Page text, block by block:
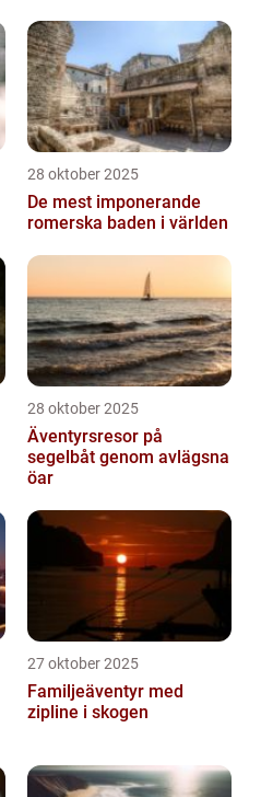
28 oktober 2025
De mest imponerande
romerska baden i världen
28 oktober 2025
Äventyrsresor på
segelbåt genom avlägsna
öar
27 oktober 2025
Familjeäventyr med
zipline i skogen